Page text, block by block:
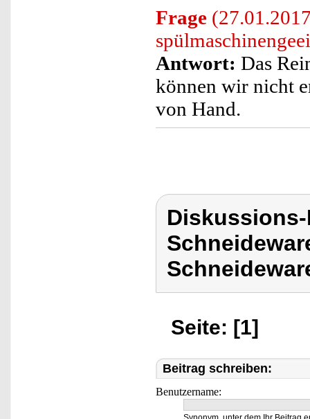
Frage
Antwort: Das
können wir nicht
von Hand.
Seite: [1]
Beitrag schreiben:
Benutzername: